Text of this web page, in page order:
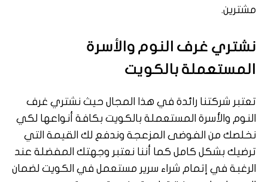
مشترين.
نشتري غرف النوم والأسرة
المستعملة بالكويت
تعتبر شركتنا رائدة في هذا المجال حيث نشتري غرف
النوم والأسرة المستعملة بالكويت بكافة أنواعها لكي
نخلصك من الفوضى المزعجة وندفع لك القيمة التي
ترضيك بشكل كامل كما أننا نعتبر وجهتك المفضلة عند
الرغبة في إتمام شراء سرير مستعمل في الكويت لضمان